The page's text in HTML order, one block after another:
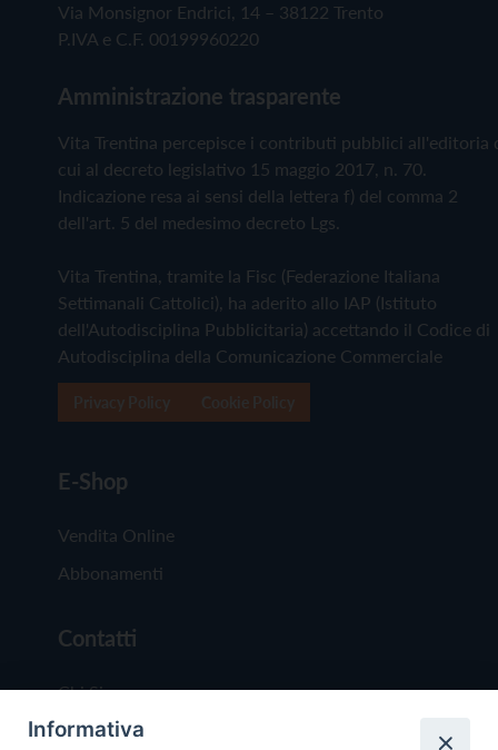
Via Monsignor Endrici, 14 – 38122 Trento
P.IVA e C.F. 00199960220
Amministrazione trasparente
Vita Trentina percepisce i contributi pubblici all'editoria
cui al decreto legislativo 15 maggio 2017, n. 70.
Indicazione resa ai sensi della lettera f) del comma 2
dell'art. 5 del medesimo decreto Lgs.
Vita Trentina, tramite la Fisc (Federazione Italiana
Settimanali Cattolici), ha aderito allo IAP (Istituto
dell'Autodisciplina Pubblicitaria) accettando il Codice di
Autodisciplina della Comunicazione Commerciale
E-Shop
Vendita Online
Abbonamenti
Contatti
Chi Siamo
Redazione
Informativa